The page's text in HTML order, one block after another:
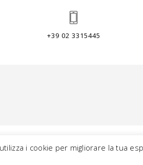
+39 02 3315445
i cookie per migliorare la tua